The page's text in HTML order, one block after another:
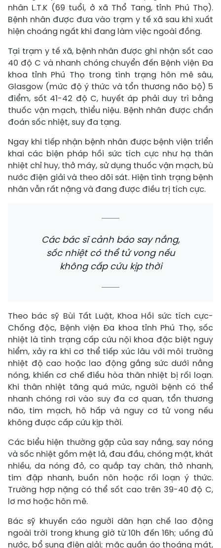
nhân L.T.K (69 tuổi, ở xã Thổ Tang, tỉnh Phú Thọ).
Bệnh nhân được đưa vào trạm y tế xã sau khi xuất
hiện choáng ngất khi đang làm việc ngoài đồng.
Tại trạm y tế xã, bệnh nhân được ghi nhận sốt cao
40 độ C và nhanh chóng chuyển đến Bệnh viện Đa
khoa tỉnh Phú Thọ trong tình trạng hôn mê sâu,
Glasgow (mức độ ý thức và tổn thương não bộ) 5
điểm, sốt 41-42 độ C, huyết áp phải duy trì bằng
thuốc vận mạch, thiểu niệu. Bệnh nhân được chẩn
đoán sốc nhiệt, suy đa tạng.
Ngay khi tiếp nhận bệnh nhân được bệnh viện triển
khai các biện pháp hồi sức tích cực như hạ thân
nhiệt chỉ huy, thở máy, sử dụng thuốc vận mạch, bù
nước điện giải và theo dõi sát. Hiện tình trạng bệnh
nhân vẫn rất nặng và đang được điều trị tích cực.
Các bác sĩ cảnh báo say nắng,
sốc nhiệt có thể tử vong nếu
không cấp cứu kịp thời
Theo bác sỹ Bùi Tất Luật, Khoa Hồi sức tích cực-
Chống độc, Bệnh viện Đa khoa tỉnh Phú Thọ, sốc
nhiệt là tình trạng cấp cứu nội khoa đặc biệt nguy
hiểm, xảy ra khi cơ thể tiếp xúc lâu với môi trường
nhiệt độ cao hoặc lao động gắng sức dưới nắng
nóng, khiến cơ chế điều hòa thân nhiệt bị rối loạn.
Khi thân nhiệt tăng quá mức, người bệnh có thể
nhanh chóng rơi vào suy đa cơ quan, tổn thương
não, tim mạch, hô hấp và nguy cơ tử vong nếu
không được cấp cứu kịp thời.
Các biểu hiện thường gặp của say nắng, say nóng
và sốc nhiệt gồm mệt lả, đau đầu, chóng mặt, khát
nhiều, da nóng đỏ, co quắp tay chân, thở nhanh,
tim đập nhanh, buồn nôn hoặc rối loạn ý thức.
Trường hợp nặng có thể sốt cao trên 39-40 độ C,
lơ mơ hoặc hôn mê.
Bác sỹ khuyến cáo người dân hạn chế lao động
ngoài trời trong khung giờ từ 10h đến 16h; uống đủ
nước, bổ sung điện giải; mặc quần áo thoáng mát,